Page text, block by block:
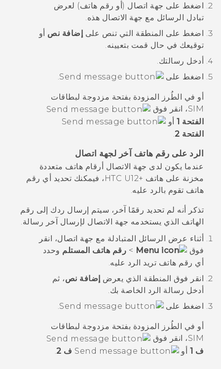
اضغط على جهة اتصال (أو رقم هاتف) لعرض
تبادل الرسائل مع جهة الاتصال هذه.
اضغط على المنطقة التي تنص على إضافة نص أو
توقيعك في حال قمت بتعيينه.
أدخل رسالتك.
اضغط على
.
أو في الطُرز المزودة بفتحة مزدوجة لبطاقات
SIM، انقر فوق
الفتحة 1
أو
الفتحة 2
.
الرد على رقم هاتف آخر لجهة اتصال
عندما يكون لدى جهة الاتصال أرقام هاتف متعددة
مخزنة على هاتف HTC U12+‎ ، فيمكنك تحديد أي رقم
هاتف تقوم بالرد عليه.
تذكر أنه لم تحديد رقمًا آخر، سيتم إرسال ردك إلى رقم
الهاتف الذي يستخدمه جهة الاتصال لإرسال آخر رسالة.
أثناء عرض الرسائل المتبادلة مع جهة اتصال، انقر
فوق
> رقم هاتف المستلم وحدد
أي رقم هاتف تريد الرد عليه.
انقر فوق المنطقة الذي يعرض إضافة نص، ثم
أدخل رسالة الرد الخاصة بك.
اضغط على
.
أو في الطُرز المزودة بفتحة مزدوجة لبطاقات
SIM، انقر فوق
ف 1
أو ف 2